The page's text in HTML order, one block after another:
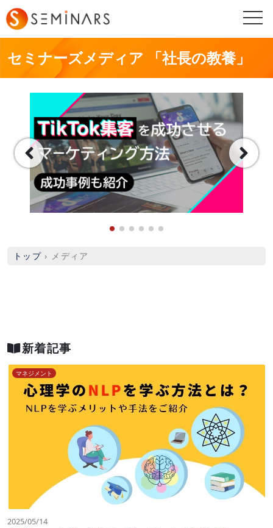
セミナーズメディア 「社長の教養」
トップ › メディア
新着記事
マネジメント
2025/05/14